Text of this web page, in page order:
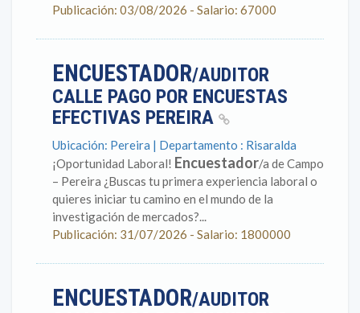
Publicación: 03/08/2026 - Salario: 67000
ENCUESTADOR/AUDITOR
CALLE PAGO POR ENCUESTAS
EFECTIVAS PEREIRA
Ubicación: Pereira | Departamento : Risaralda
¡Oportunidad Laboral! Encuestador/a de Campo
– Pereira ¿Buscas tu primera experiencia laboral o
quieres iniciar tu camino en el mundo de la
investigación de mercados?...
Publicación: 31/07/2026 - Salario: 1800000
ENCUESTADOR/AUDITOR